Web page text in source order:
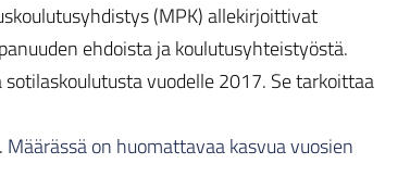
(MPK) allekirjoittivat
ehdoista ja koulutusyhteistyöstä.
vuodelle 2017. Se tarkoittaa
Määrässä on huomattavaa kasvua vuosien